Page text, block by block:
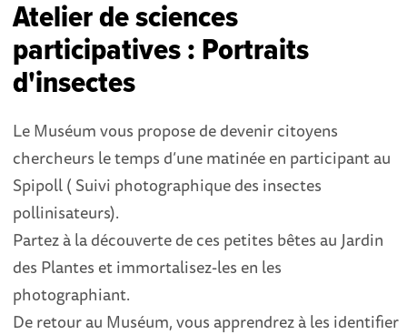
Atelier de sciences
participatives : Portraits
d'insectes
Le Muséum vous propose de devenir citoyens
chercheurs le temps d’une matinée en participant au
Spipoll ( Suivi photographique des insectes
pollinisateurs).
Partez à la découverte de ces petites bêtes au Jardin
des Plantes et immortalisez-les en les
photographiant.
De retour au Muséum, vous apprendrez à les identifier